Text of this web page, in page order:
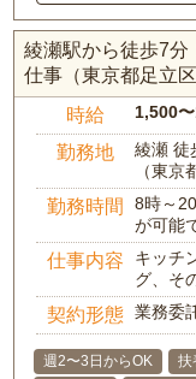
綾瀬駅から徒歩7分
仕事（東京都足立区
時給 1,500
勤務地
綾瀬 徒
（東京
勤務時間
8時～
が可能
仕事内容
キッチ
グ、そ
契約形態 業務委
週2〜3日からOK 扶